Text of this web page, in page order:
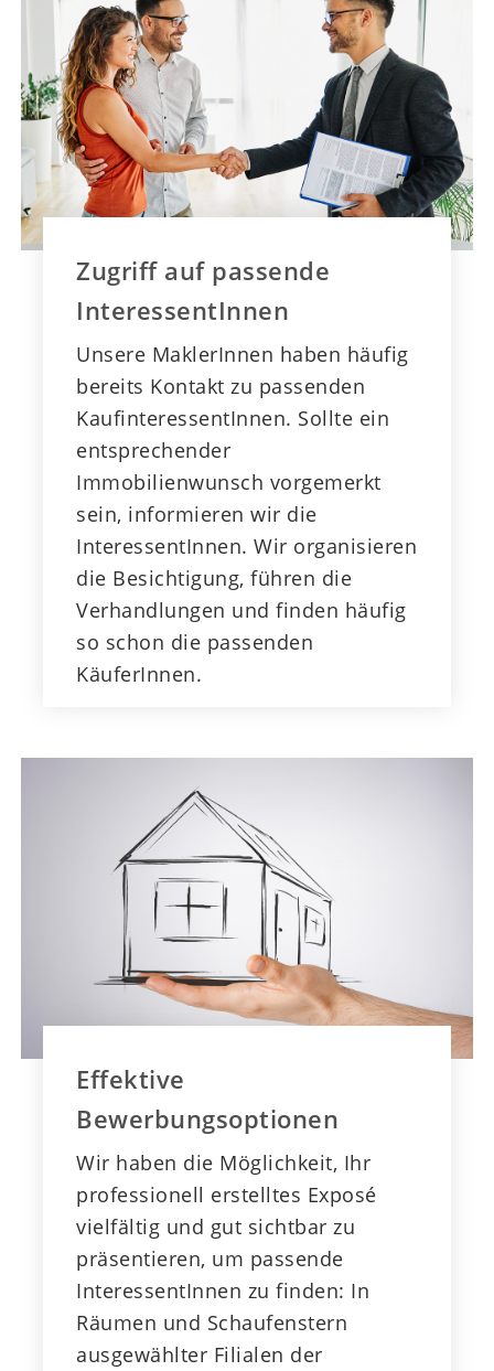
Zugriff auf passende
InteressentInnen
Unsere MaklerInnen haben häufig
bereits Kontakt zu passenden
KaufinteressentInnen. Sollte ein
entsprechender
Immobilienwunsch vorgemerkt
sein, informieren wir die
InteressentInnen. Wir organisieren
die Besichtigung, führen die
Verhandlungen und finden häufig
so schon die passenden
KäuferInnen.
Effektive
Bewerbungsoptionen
Wir haben die Möglichkeit, Ihr
professionell erstelltes Exposé
vielfältig und gut sichtbar zu
präsentieren, um passende
InteressentInnen zu finden: In
Räumen und Schaufenstern
ausgewählter Filialen der